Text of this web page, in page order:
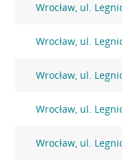
Wrocław, ul.
Wrocław, ul.
Wrocław, ul.
Wrocław, ul.
Wrocław, ul.